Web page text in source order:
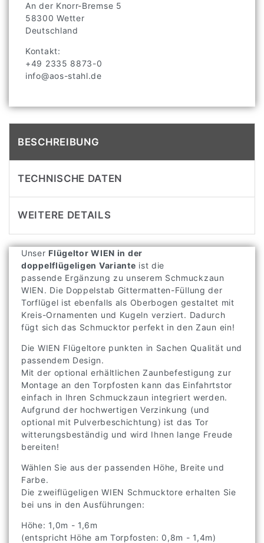
An der Knorr-Bremse 5
58300 Wetter
Deutschland
Kontakt:
+49 2335 8873-0
info@aos-stahl.de
BESCHREIBUNG
TECHNISCHE DATEN
WEITERE DETAILS
Unser Flügeltor WIEN in der
doppelflügeligen Variante ist die
passende Ergänzung zu unserem Schmuckzaun
WIEN. Die Doppelstab Gittermatten-Füllung der
Torflügel ist ebenfalls als Oberbogen gestaltet mit
Kreis-Ornamenten und Kugeln verziert. Dadurch
fügt sich das Schmucktor perfekt in den Zaun ein!
Die WIEN Flügeltore punkten in Sachen Qualität und
passendem Design.
Mit der optional erhältlichen Zaunbefestigung zur
Montage an den Torpfosten kann das Einfahrtstor
einfach in Ihren Schmuckzaun integriert werden.
Aufgrund der hochwertigen Verzinkung (und
optional mit Pulverbeschichtung) ist das Tor
witterungsbeständig und wird Ihnen lange Freude
bereiten!
Wählen Sie aus der passenden Höhe, Breite und
Farbe.
Die zweiflügeligen WIEN Schmucktore erhalten Sie
bei uns in den Ausführungen:
Höhe: 1,0m - 1,6m
(entspricht Höhe am Torpfosten: 0,8m - 1,4m)